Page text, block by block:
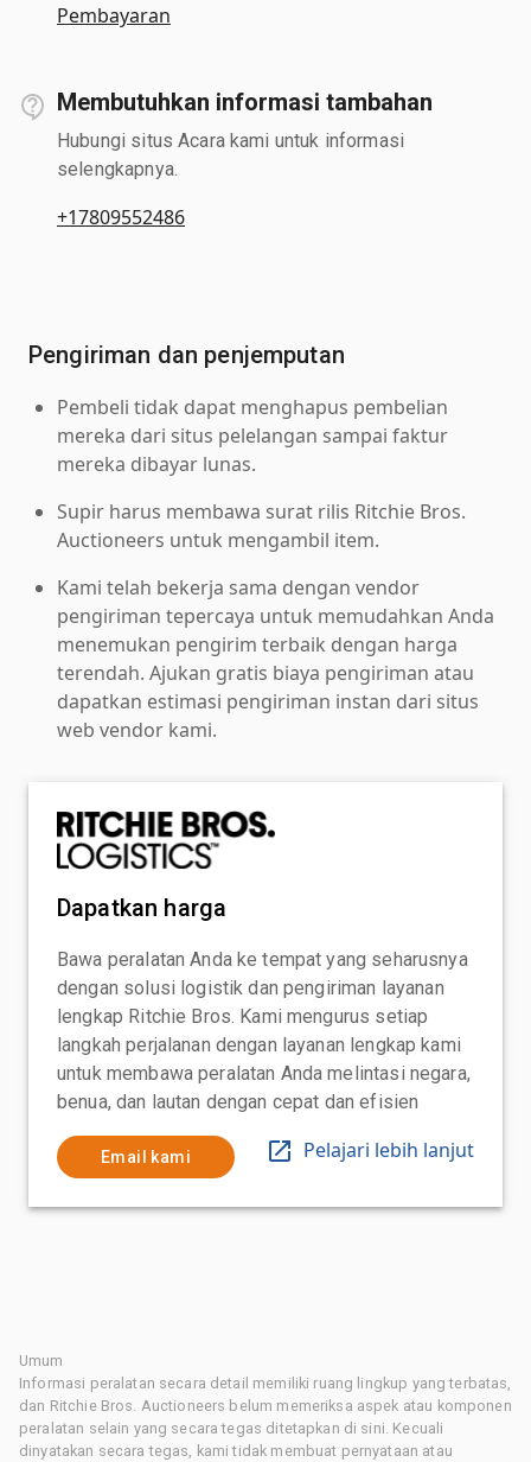
Pembayaran
Membutuhkan informasi tambahan
Hubungi situs Acara kami untuk informasi
selengkapnya.
+17809552486
Pengiriman dan penjemputan
Pembeli tidak dapat menghapus pembelian
mereka dari situs pelelangan sampai faktur
mereka dibayar lunas.
Supir harus membawa surat rilis Ritchie Bros.
Auctioneers untuk mengambil item.
Kami telah bekerja sama dengan vendor
pengiriman tepercaya untuk memudahkan Anda
menemukan pengirim terbaik dengan harga
terendah. Ajukan gratis biaya pengiriman atau
dapatkan estimasi pengiriman instan dari situs
web vendor kami.
Dapatkan harga
Bawa peralatan Anda ke tempat yang seharusnya
dengan solusi logistik dan pengiriman layanan
lengkap Ritchie Bros. Kami mengurus setiap
langkah perjalanan dengan layanan lengkap kami
untuk membawa peralatan Anda melintasi negara,
benua, dan lautan dengan cepat dan efisien
Email kami Pelajari lebih lanjut
Umum
Informasi peralatan secara detail memiliki ruang lingkup yang terbatas,
dan Ritchie Bros. Auctioneers belum memeriksa aspek atau komponen
peralatan selain yang secara tegas ditetapkan di sini. Kecuali
dinyatakan secara tegas, kami tidak membuat pernyataan atau